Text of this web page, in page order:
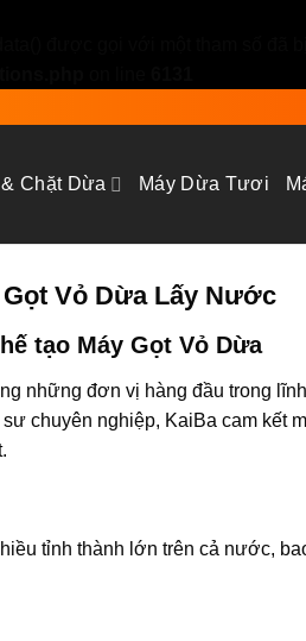
Chặt Dừa Máy Dừa Tươi
Vỏ Dừa Lấy Nước
tạo Máy Gọt Vỏ Dừa
những đơn vị hàng đầu trong
chuyên nghiệp, KaiBa cam kết
tỉnh thành lớn trên cả nước,